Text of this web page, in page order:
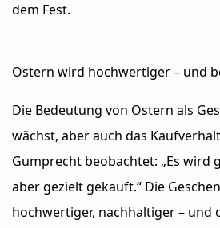
dem Fest.
Ostern wird hochwertiger – und
Die Bedeutung von Ostern als
wächst, aber auch das
Gumprecht beobachtet: „Es wird
aber gezielt gekauft.“ Die
hochwertiger, nachhaltiger – und